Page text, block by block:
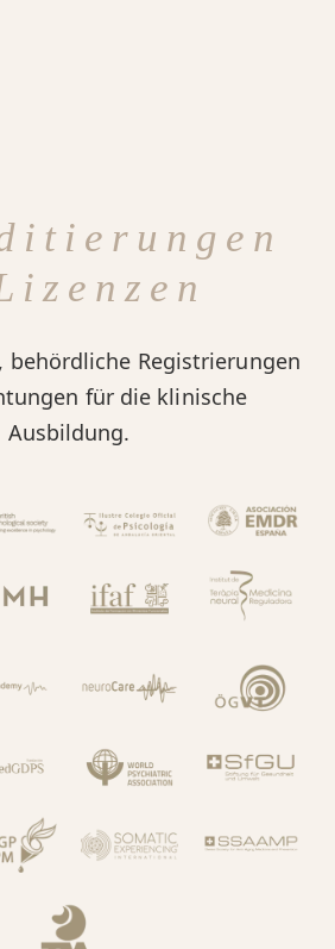
behördliche Registrierungen
für die klinische
Ausbildung.